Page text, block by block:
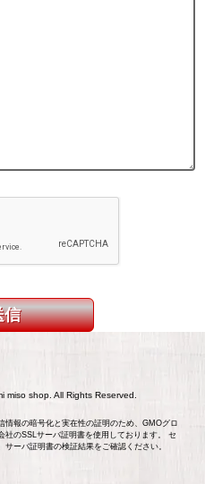
miso shop. All Rights Reserved.
情報の暗号化と実在性の証明のため、GMOグロ
社のSSLサーバ証明書を使用しております。 セ
サーバ証明書の検証結果をご確認ください。